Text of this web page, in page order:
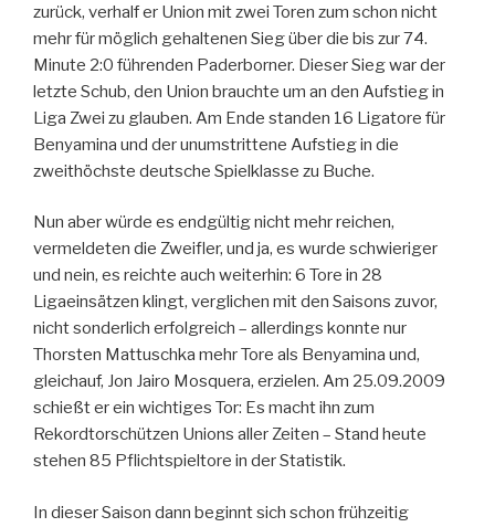
zurück, verhalf er Union mit zwei Toren zum schon nicht
mehr für möglich gehaltenen Sieg über die bis zur 74.
Minute 2:0 führenden Paderborner. Dieser Sieg war der
letzte Schub, den Union brauchte um an den Aufstieg in
Liga Zwei zu glauben. Am Ende standen 16 Ligatore für
Benyamina und der unumstrittene Aufstieg in die
zweithöchste deutsche Spielklasse zu Buche.
Nun aber würde es endgültig nicht mehr reichen,
vermeldeten die Zweifler, und ja, es wurde schwieriger
und nein, es reichte auch weiterhin: 6 Tore in 28
Ligaeinsätzen klingt, verglichen mit den Saisons zuvor,
nicht sonderlich erfolgreich – allerdings konnte nur
Thorsten Mattuschka mehr Tore als Benyamina und,
gleichauf, Jon Jairo Mosquera, erzielen. Am 25.09.2009
schießt er ein wichtiges Tor: Es macht ihn zum
Rekordtorschützen Unions aller Zeiten – Stand heute
stehen 85 Pflichtspieltore in der Statistik.
In dieser Saison dann beginnt sich schon frühzeitig